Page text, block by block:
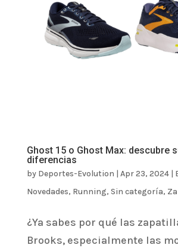
Ghost 15 o Ghost Max: descubre
diferencias
by Deportes-Evolution | Apr 23, 2024|
Novedades, Running, Sin categoría,
¿Ya sabes por qué las
Brooks, especialmente las